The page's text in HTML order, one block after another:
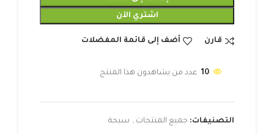
اشتري الآن
قارن أضف إلى قائمة المفضلات
10 عدد من يشاهدون هذا المنتج
التصنيفات: جميع المنتجات , سبحة